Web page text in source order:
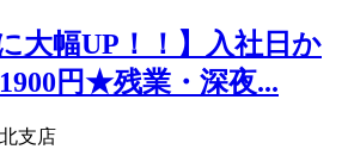
大幅UP！！】入社日か
円★残業・深夜...
支店